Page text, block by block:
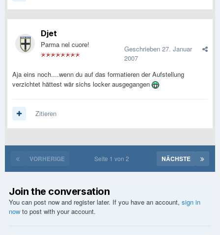
Djet
Parma nel cuore! Geschrieben 27. Januar
2007
Aja eins noch....wenn du auf das formatieren der Aufstellung
verzichtet hättest wär sichs locker ausgegangen
Zitieren
VORHERIGE NÄCHSTE
Seite 1 von 2
Join the conversation
You can post now and register later. If you have an account, sign in
now to post with your account.